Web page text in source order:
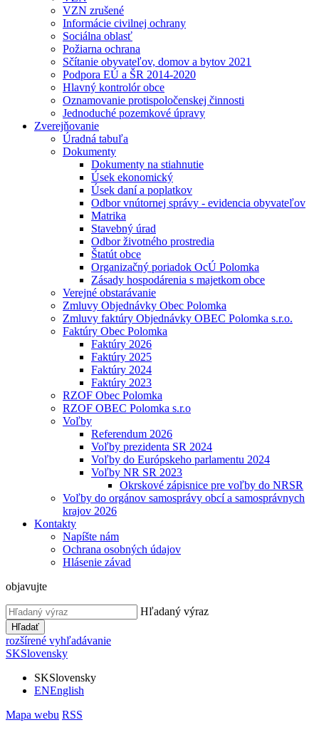
VZN zrušené
Informácie civilnej ochrany
Sociálna oblasť
Požiarna ochrana
Sčítanie obyvateľov, domov a bytov 2021
Podpora EÚ a ŠR 2014-2020
Hlavný kontrolór obce
Oznamovanie protispoločenskej činnosti
Jednoduché pozemkové úpravy
Zverejňovanie
Úradná tabuľa
Dokumenty
Dokumenty na stiahnutie
Úsek ekonomický
Úsek daní a poplatkov
Odbor vnútornej správy - evidencia obyvateľov
Matrika
Stavebný úrad
Odbor životného prostredia
Štatút obce
Organizačný poriadok OcÚ Polomka
Zásady hospodárenia s majetkom obce
Verejné obstarávanie
Zmluvy Objednávky Obec Polomka
Zmluvy faktúry Objednávky OBEC Polomka s.r.o.
Faktúry Obec Polomka
Faktúry 2026
Faktúry 2025
Faktúry 2024
Faktúry 2023
RZOF Obec Polomka
RZOF OBEC Polomka s.r.o
Voľby
Referendum 2026
Voľby prezidenta SR 2024
Voľby do Európskeho parlamentu 2024
Voľby NR SR 2023
Okrskové zápisnice pre voľby do NRSR
Voľby do orgánov samosprávy obcí a samosprávnych
krajov 2026
Kontakty
Napíšte nám
Ochrana osobných údajov
Hlásenie závad
objavujte
Hľadaný výraz
Hľadať
rozšírené vyhľadávanie
SKSlovensky
SKSlovensky
ENEnglish
Mapa webu RSS